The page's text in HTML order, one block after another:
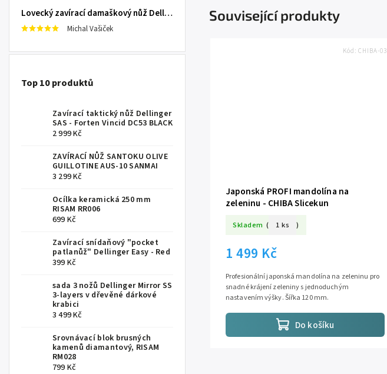
Lovecký zavírací damaškový nůž Dellinger Damask Star
Michal Vašiček
Top 10 produktů
Zavírací taktický nůž Dellinger
SAS - Forten Vincid DC53 BLACK
2 999 Kč
ZAVÍRACÍ NŮŽ SANTOKU OLIVE
GUILLOTINE AUS-10 SANMAI
3 299 Kč
Ocílka keramická 250 mm
RISAM RR006
699 Kč
Zavírací snídaňový "pocket
patlanůž" Dellinger Easy - Red
399 Kč
sada 3 nožů Dellinger Mirror SS
3-layers v dřevěné dárkové
krabici
3 499 Kč
Srovnávací blok brusných
kamenů diamantový, RISAM
RM028
799 Kč
Související produkty
Japonská PROFI mandolína na
zeleninu - CHIBA Slicekun
Skladem ( 1 ks )
1 499 Kč
Do košíku
Profesionální japonská mandolína na zeleninu pro
snadné krájení zeleniny s jednoduchým
nastavením výšky. Šířka 120 mm.
Kód:CHIBA-03